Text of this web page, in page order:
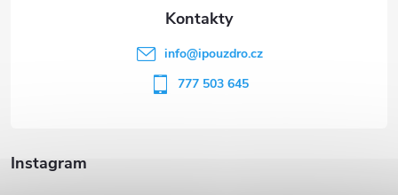
Instagram
info@ipouzdro.cz
777 503 645